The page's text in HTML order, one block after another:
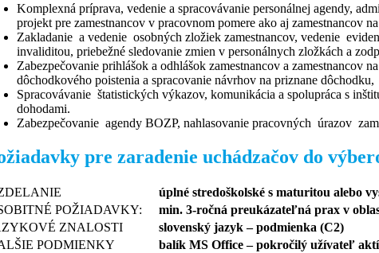
Komplexná príprava, vedenie a spracovávanie personálnej agendy,
projekt pre zamestnancov v pracovnom pomere ako aj zamestnancov
Zakladanie a vedenie osobných zložiek zamestnancov, vedenie
invaliditou, priebežné sledovanie zmien v personálnych zložkách a
Zabezpečovanie prihlášok a odhlášok zamestnancov a
dôchodkového poistenia a spracovanie návrhov na priznane
Spracovávanie štatistických výkazov, komunikácia a spolupráca s
dohodami.
Zabezpečovanie agendy BOZP, nahlasovanie pracovných úrazov
pre zaradenie uchádzačov do
úplné stredoškolské s maturitou alebo
POŽIADAVKY:
min. 3-ročná preukázateľná prax v
ZNALOSTI
slovenský jazyk – podmienka (C2)
PODMIENKY
balík MS Office – pokročilý užívateľ